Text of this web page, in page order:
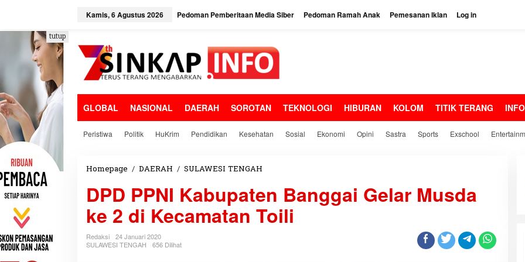
e
k
o
n
t
e
n
Kamis, 6 Agustus 2026 Pedoman Pemberitaan Media Siber Pedoman Ramah Anak Pemesanan Iklan Log in
GLOBAL NASIONAL DAERAH SOROTAN TEKNOLOGI HIBURAN KOLOM TITIK TERANG
Peristiwa Politik HuKrim Pendidikan Kesehatan Sosial Ekonomi Opini Sastra Sports Exschool
tutup
Homepage / DAERAH / SULAWESI TENGAH
D
P
P
N
DPD PPNI Kabupaten Banggai Gelar Musda
ke 2 di Kecamatan Toili
Redaksi
24 Januari 2020
SULAWESI TENGAH
656 Dilihat